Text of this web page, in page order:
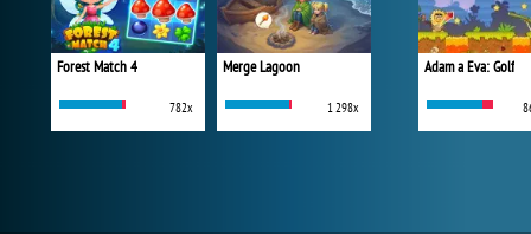
Forest Match 4
782x
Merge Lagoon
1 298x
Adam a Eva: Golf